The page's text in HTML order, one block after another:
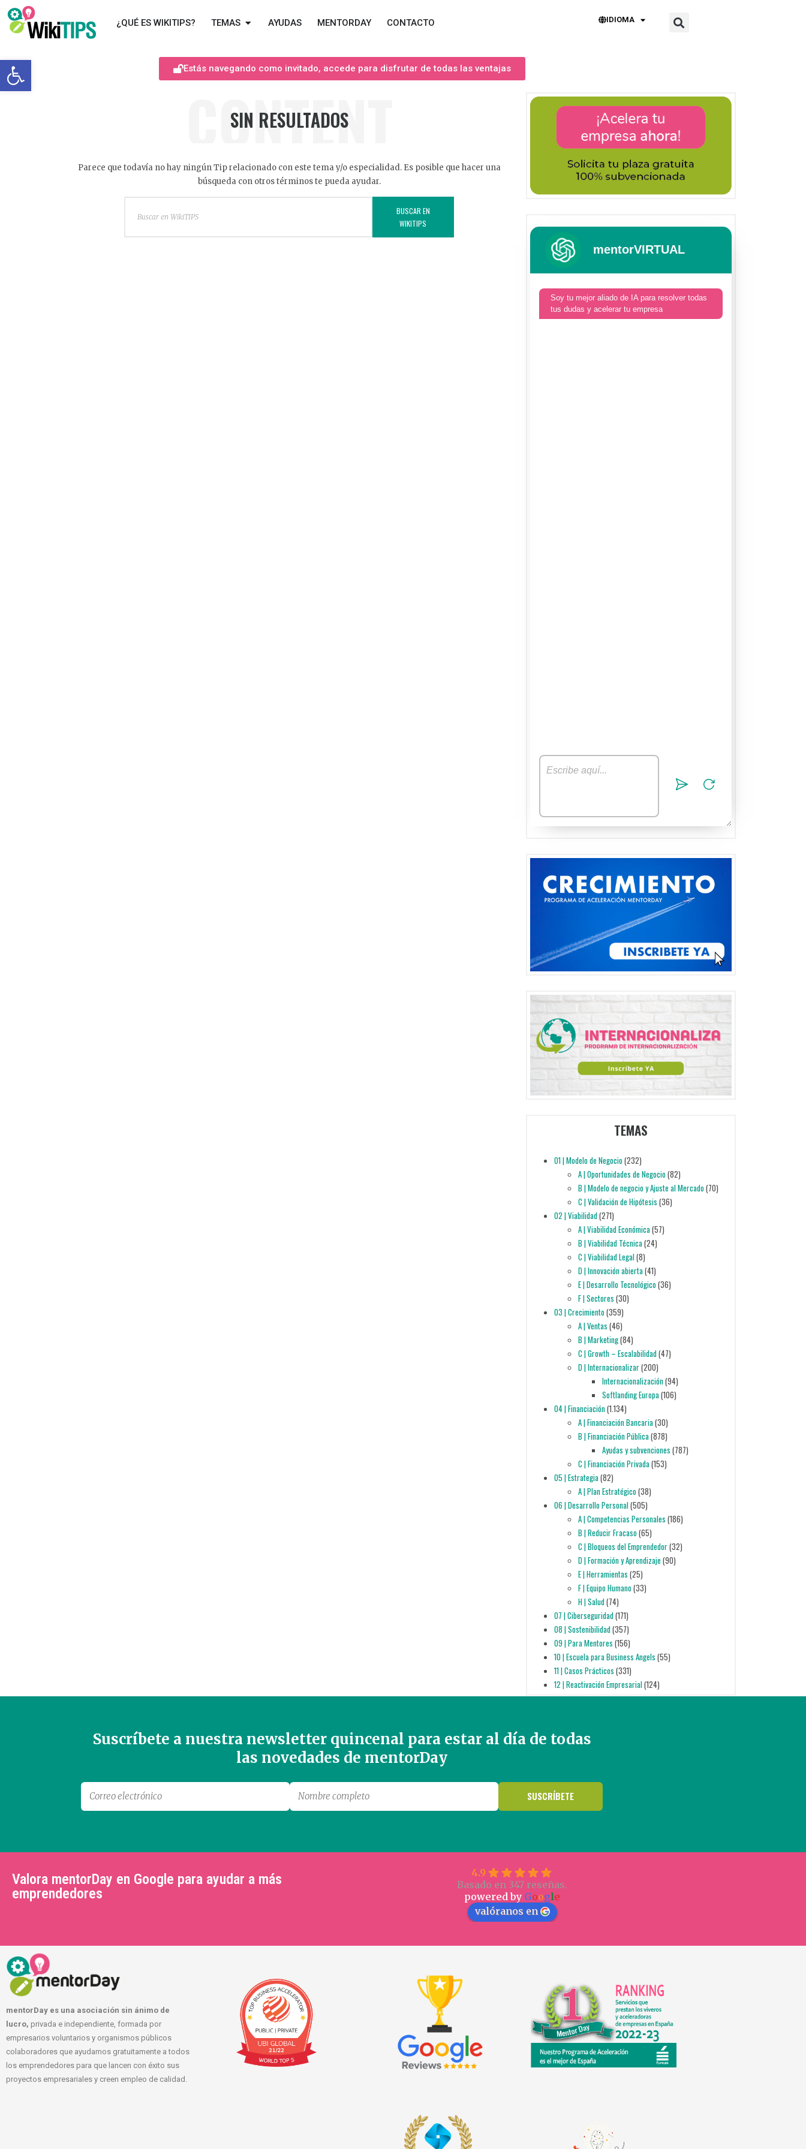
Abrir barra de herramientas
¿QUÉ ES WIKITIPS? TEMAS AYUDAS MENTORDAY CONTACTO IDIOMA
Estás navegando como invitado, accede para disfrutar de todas las ventajas
CONTENT
SIN RESULTADOS
Parece que todavía no hay ningún Tip relacionado con este tema y/o especialidad. Es posible que hacer una
búsqueda con otros términos te pueda ayudar.
BUSCAR EN
WIKITIPS
mentorVIRTUAL
Soy tu mejor aliado de IA para resolver todas
tus dudas y acelerar tu empresa
TEMAS
01 | Modelo de Negocio(232)
A | Oportunidades de Negocio(82)
B | Modelo de negocio y Ajuste al Mercado(70)
C | Validación de Hipótesis (36)
02 | Viabilidad(271)
A | Viabilidad Económica(57)
B | Viabilidad Técnica(24)
C | Viabilidad Legal(8)
D | Innovación abierta(41)
E | Desarrollo Tecnológico(36)
F | Sectores (30)
03 | Crecimiento(359)
A | Ventas (46)
B | Marketing(84)
C | Growth – Escalabilidad(47)
D | Internacionalizar(200)
Internacionalización(94)
Softlanding Europa(106)
04 | Financiación(1.134)
A | Financiación Bancaria(30)
B | Financiación Pública(878)
Ayudas y subvenciones (787)
C | Financiación Privada(153)
05 | Estrategia(82)
A | Plan Estratégico(38)
06 | Desarrollo Personal(505)
A | Competencias Personales (186)
B | Reducir Fracaso(65)
C | Bloqueos del Emprendedor(32)
D | Formación y Aprendizaje (90)
E | Herramientas (25)
F | Equipo Humano(33)
H | Salud(74)
07 | Ciberseguridad(171)
08 | Sostenibilidad(357)
09 | Para Mentores (156)
10 | Escuela para Business Angels (55)
11 | Casos Prácticos (331)
12 | Reactivación Empresarial(124)
Suscríbete a nuestra newsletter quincenal para estar al día de todas
las novedades de mentorDay
Valora mentorDay en Google para ayudar a más
emprendedores
4.9
Basado en 347 reseñas.
powered by Google
valóranos en
mentorDay es una asociación sin ánimo de
lucro, privada e independiente, formada por
empresarios voluntarios y organismos públicos
colaboradores que ayudamos gratuitamente a todos
los emprendedores para que lancen con éxito sus
proyectos empresariales y creen empleo de calidad.